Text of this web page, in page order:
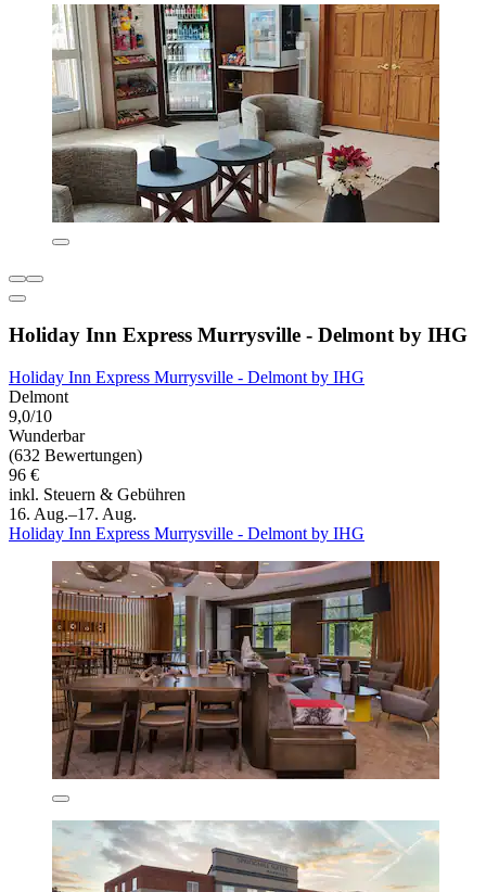
Holiday Inn Express Murrysville - Delmont by IHG
Holiday Inn Express Murrysville - Delmont by IHG
Delmont
9,0/10
Wunderbar
(632 Bewertungen)
96 €
inkl. Steuern & Gebühren
16. Aug.–17. Aug.
Holiday Inn Express Murrysville - Delmont by IHG